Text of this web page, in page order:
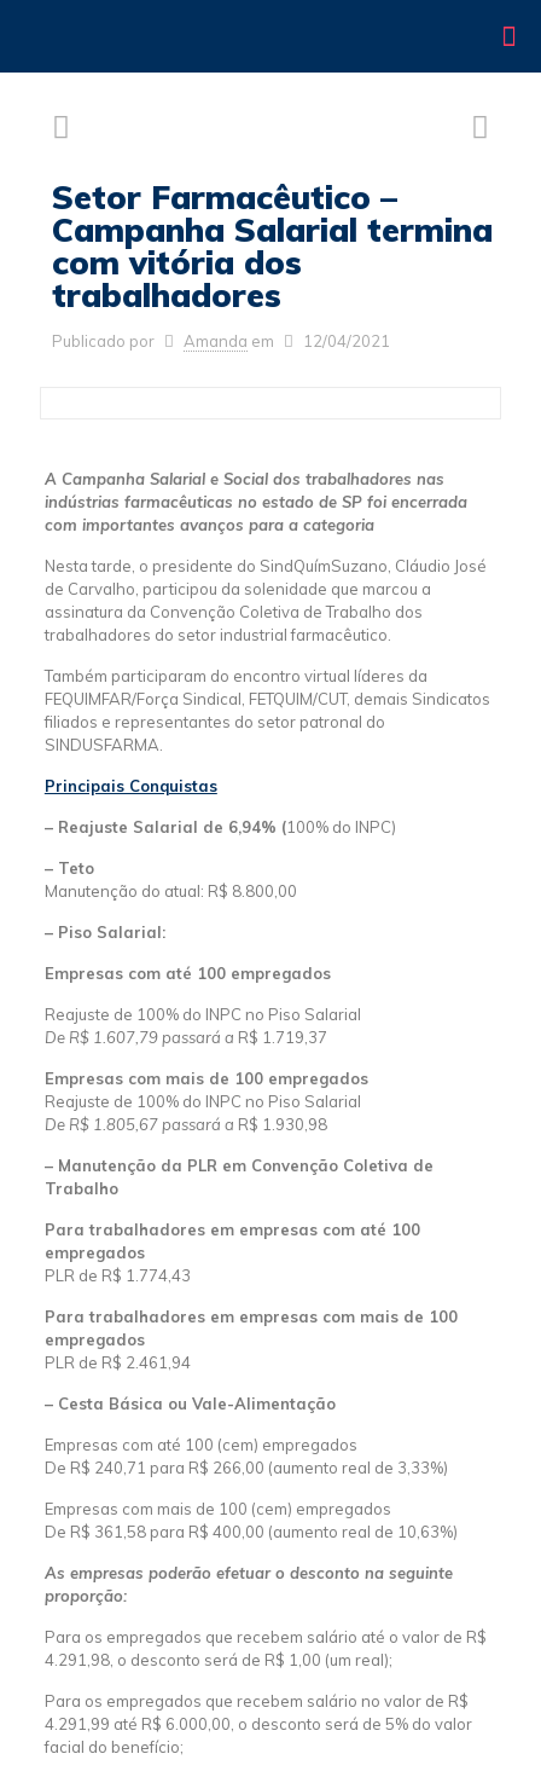
Setor Farmacêutico –
Campanha Salarial termina
com vitória dos
trabalhadores
Publicado por Amanda em 12/04/2021
A Campanha Salarial e Social dos trabalhadores nas
indústrias farmacêuticas no estado de SP foi encerrada
com importantes avanços para a categoria
Nesta tarde, o presidente do SindQuímSuzano, Cláudio José
de Carvalho, participou da solenidade que marcou a
assinatura da Convenção Coletiva de Trabalho dos
trabalhadores do setor industrial farmacêutico.
Também participaram do encontro virtual líderes da
FEQUIMFAR/Força Sindical, FETQUIM/CUT, demais Sindicatos
filiados e representantes do setor patronal do
SINDUSFARMA.
Principais Conquistas
– Reajuste Salarial de 6,94% (100% do INPC)
– Teto
Manutenção do atual: R$ 8.800,00
– Piso Salarial:
Empresas com até 100 empregados
Reajuste de 100% do INPC no Piso Salarial
De R$ 1.607,79 passará a R$ 1.719,37
Empresas com mais de 100 empregados
Reajuste de 100% do INPC no Piso Salarial
De R$ 1.805,67 passará a R$ 1.930,98
– Manutenção da PLR em Convenção Coletiva de
Trabalho
Para trabalhadores em empresas com até 100
empregados
PLR de R$ 1.774,43
Para trabalhadores em empresas com mais de 100
empregados
PLR de R$ 2.461,94
– Cesta Básica ou Vale-Alimentação
Empresas com até 100 (cem) empregados
De R$ 240,71 para R$ 266,00 (aumento real de 3,33%)
Empresas com mais de 100 (cem) empregados
De R$ 361,58 para R$ 400,00 (aumento real de 10,63%)
As empresas poderão efetuar o desconto na seguinte
proporção:
Para os empregados que recebem salário até o valor de R$
4.291,98, o desconto será de R$ 1,00 (um real);
Para os empregados que recebem salário no valor de R$
4.291,99 até R$ 6.000,00, o desconto será de 5% do valor
facial do benefício;